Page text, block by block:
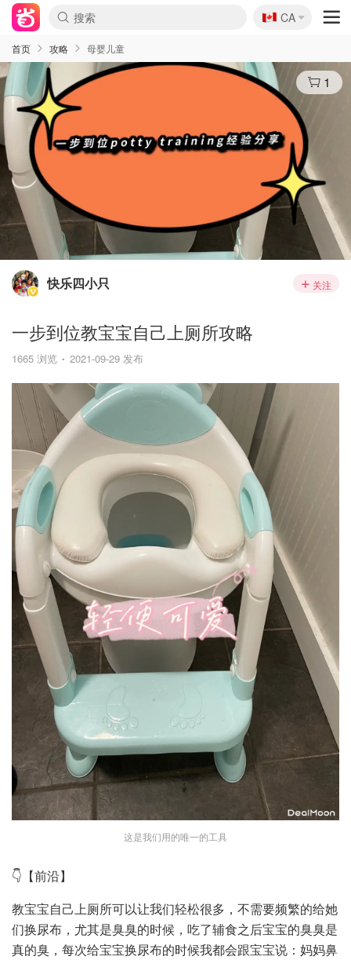
🇨🇦
CA
首页 攻略 母婴儿童
1
快乐四小只 关注
一步到位教宝宝自己上厕所攻略
1665 浏览 2021-09-29 发布
这是我们用的唯一的工具
👇【前沿】
教宝宝自己上厕所可以让我们轻松很多，不需要频繁的给她
们换尿布，尤其是臭臭的时候，吃了辅食之后宝宝的臭臭是
真的臭，每次给宝宝换尿布的时候我都会跟宝宝说：妈妈鼻